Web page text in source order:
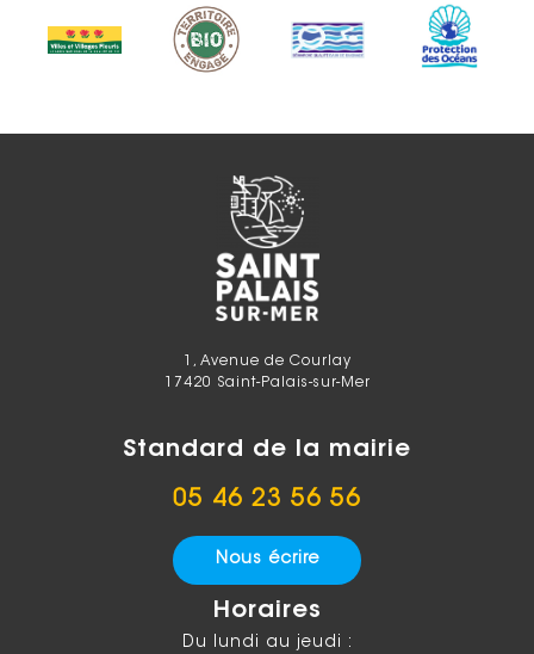
1, Avenue de Courlay
17420 Saint-Palais-sur-Mer
Standard de la mairie
05 46 23 56 56
Nous écrire
Horaires
Du lundi au jeudi :